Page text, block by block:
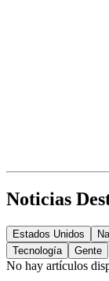
Noticias
Estados Unidos
Tecnología
Gente
No hay artículos